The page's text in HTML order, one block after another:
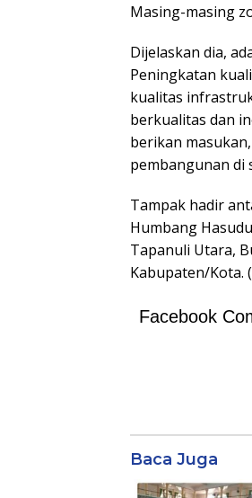
Masing-masing
Dijelaskan dia,
Peningkatan
kualitas
berkualitas dan
berikan
pembangunan di
Tampak hadir
Humbang
Tapanuli Utara,
Kabupaten/Kota.
Facebook
Baca Juga